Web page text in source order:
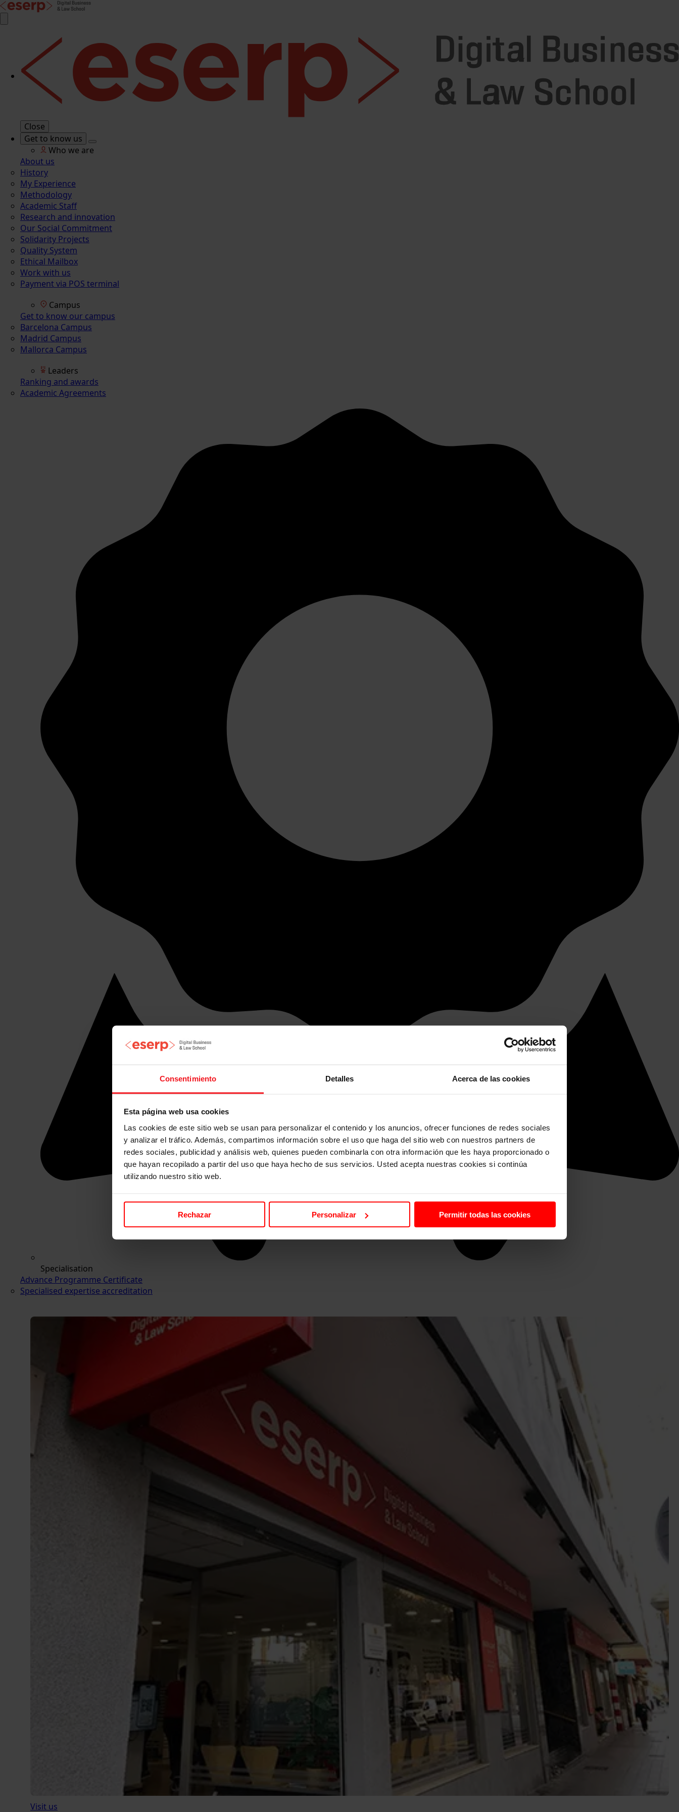
Consentimiento Detalles Acerca de las cookies
Esta página web usa cookies
Las cookies de este sitio web se usan para personalizar el contenido y los anuncios, ofrecer funciones de redes sociales
y analizar el tráfico. Además, compartimos información sobre el uso que haga del sitio web con nuestros partners de
redes sociales, publicidad y análisis web, quienes pueden combinarla con otra información que les haya proporcionado o
que hayan recopilado a partir del uso que haya hecho de sus servicios. Usted acepta nuestras cookies si continúa
utilizando nuestro sitio web.
Rechazar Personalizar Permitir todas las cookies
Close
Get to know us
Who we are
About us
History
My Experience
Methodology
Academic Staff
Research and innovation
Our Social Commitment
Solidarity Projects
Quality System
Ethical Mailbox
Work with us
Payment via POS terminal
Campus
Get to know our campus
Barcelona Campus
Madrid Campus
Mallorca Campus
Leaders
Ranking and awards
Academic Agreements
Specialisation
Advance Programme Certificate
Specialised expertise accreditation
Visit us